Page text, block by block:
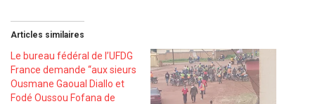
Articles similaires
Le bureau fédéral de l’UFDG
France demande ‘‘aux sieurs
Ousmane Gaoual Diallo et
Fodé Oussou Fofana de